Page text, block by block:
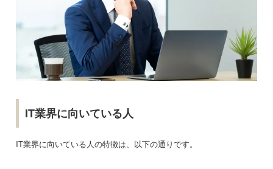
IT業界に向いている人
IT業界に向いている人の特徴は、以下の通りです。